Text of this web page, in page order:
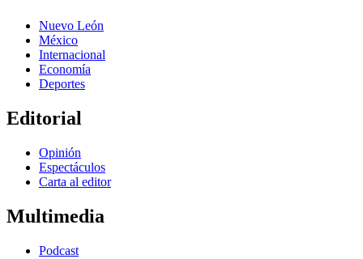
Nuevo León
México
Internacional
Economía
Deportes
Editorial
Opinión
Espectáculos
Carta al editor
Multimedia
Podcast